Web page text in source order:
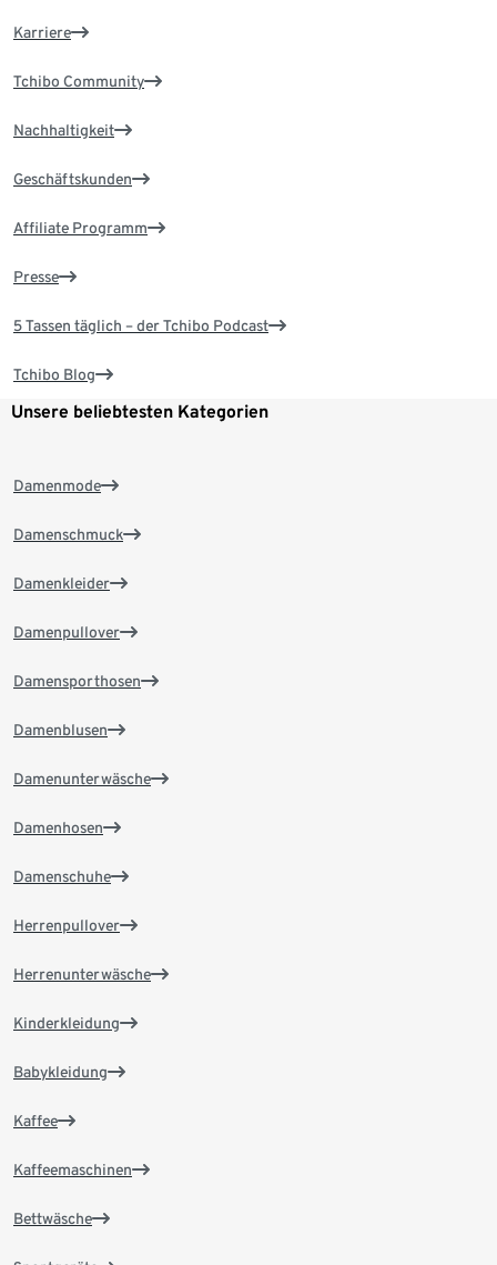
Karriere
Tchibo Community
Nachhaltigkeit
Geschäftskunden
Affiliate Programm
Presse
5 Tassen täglich – der Tchibo Podcast
Tchibo Blog
Unsere beliebtesten Kategorien
Damenmode
Damenschmuck
Damenkleider
Damenpullover
Damensporthosen
Damenblusen
Damenunterwäsche
Damenhosen
Damenschuhe
Herrenpullover
Herrenunterwäsche
Kinderkleidung
Babykleidung
Kaffee
Kaffeemaschinen
Bettwäsche